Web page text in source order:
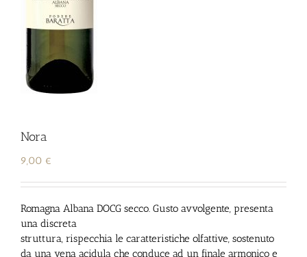
Nora
9,00 €
Romagna Albana DOCG secco. Gusto avvolgente, presenta
una discreta
struttura, rispecchia le caratteristiche olfattive, sostenuto
da una vena acidula che conduce ad un finale armonico e